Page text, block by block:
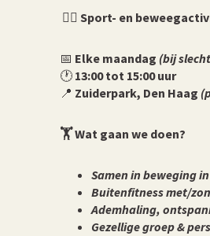
🏃‍♂️ Sport- en
📅 Elke maandag (bij
🕐 13:00 tot 15:00 uur
📍 Zuiderpark, Den Haag
🏋️Wat gaan we doen?
Samen in beweging
Buitenfitness met/
Ademhaling,
Gezellige groep &